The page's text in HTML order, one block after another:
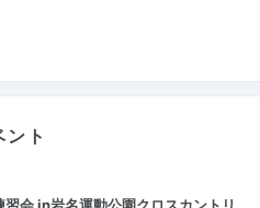
ト
習会 in岩名運動公園クロスカントリ